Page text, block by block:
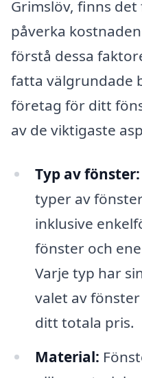
Grimslöv, finns
påverka
förstå dessa
fatta välgrundade
företag för ditt
av de viktigaste
Typ av fönster:
typer av
inklusive
fönster och
Varje typ har
valet av
ditt totala pris.
Material: